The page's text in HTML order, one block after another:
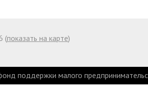
(показать на карте)
поддержки малого